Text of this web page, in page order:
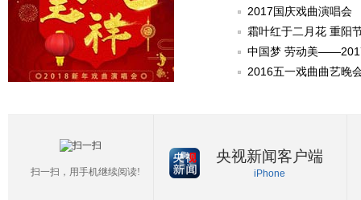
2017国庆戏曲演唱会
霜叶红于二月花 重阳
中国梦 劳动美
2016五一戏曲曲艺晚
扫一扫，用手机继续阅读!
央视新闻客户端
iPhone